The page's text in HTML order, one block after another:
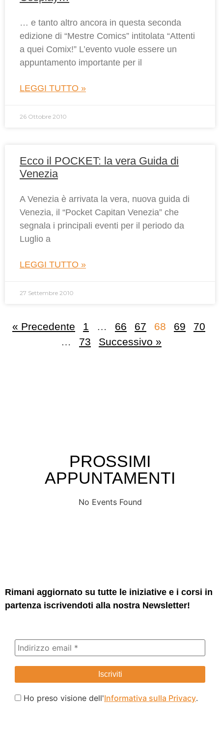
… e tanto altro ancora in questa seconda
edizione di “Mestre Comics” intitolata “Attenti
a quei Comix!” L’evento vuole essere un
appuntamento importante per il
LEGGI TUTTO »
26 Ottobre 2010
Ecco il POCKET: la vera Guida di
Venezia
A Venezia è arrivata la vera, nuova guida di
Venezia, il “Pocket Capitan Venezia” che
segnala i principali eventi per il periodo da
Luglio a
LEGGI TUTTO »
27 Settembre 2010
« Precedente 1 … 66 67 68 69
70
…
73 Successivo »
PROSSIMI
APPUNTAMENTI
No Events Found
Rimani aggiornato su tutte le iniziative e i corsi in
partenza iscrivendoti alla nostra Newsletter!
Ho preso visione dell'Informativa sulla Privacy.